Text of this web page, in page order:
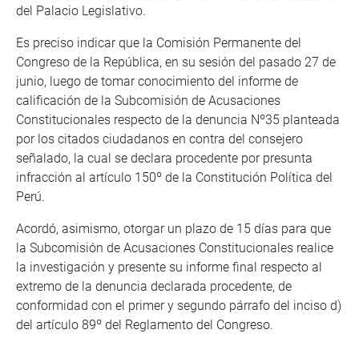
del Palacio Legislativo.
Es preciso indicar que la Comisión Permanente del
Congreso de la República, en su sesión del pasado 27 de
junio, luego de tomar conocimiento del informe de
calificación de la Subcomisión de Acusaciones
Constitucionales respecto de la denuncia Nº35 planteada
por los citados ciudadanos en contra del consejero
señalado, la cual se declara procedente por presunta
infracción al artículo 150º de la Constitución Política del
Perú.
Acordó, asimismo, otorgar un plazo de 15 días para que
la Subcomisión de Acusaciones Constitucionales realice
la investigación y presente su informe final respecto al
extremo de la denuncia declarada procedente, de
conformidad con el primer y segundo párrafo del inciso d)
del artículo 89º del Reglamento del Congreso.